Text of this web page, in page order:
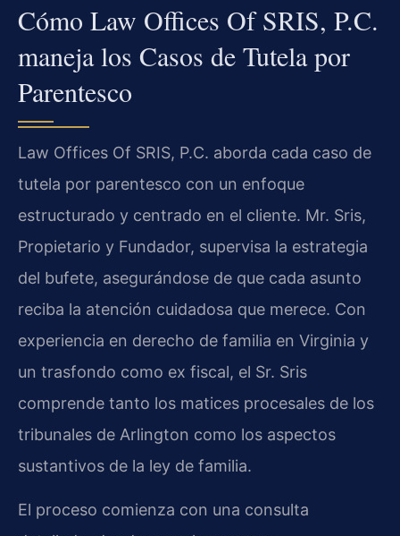
Cómo Law Offices Of SRIS, P.C.
maneja los Casos de Tutela por
Parentesco
Law Offices Of SRIS, P.C. aborda cada caso de
tutela por parentesco con un enfoque
estructurado y centrado en el cliente. Mr. Sris,
Propietario y Fundador, supervisa la estrategia
del bufete, asegurándose de que cada asunto
reciba la atención cuidadosa que merece. Con
experiencia en derecho de familia en Virginia y
un trasfondo como ex fiscal, el Sr. Sris
comprende tanto los matices procesales de los
tribunales de Arlington como los aspectos
sustantivos de la ley de familia.
El proceso comienza con una consulta